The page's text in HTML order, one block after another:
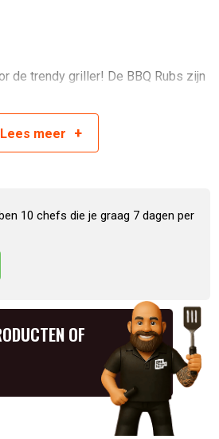
de trendy griller! De BBQ Rubs zijn
plezier en passie gestoken in de
& rockende BBQ rubs. Alle
zomertruffels (4,4%,
(zwarte peper, citroenschil,
6,25% (oregano, peterselie,
Lees meer +
10 chefs die je graag 7 dagen per
OF